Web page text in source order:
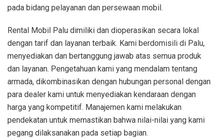
pada bidang pelayanan dan persewaan mobil.
Rental Mobil Palu dimiliki dan dioperasikan secara lokal
dengan tarif dan layanan terbaik. Kami berdomisili di Palu,
menyediakan dan bertanggung jawab atas semua produk
dan layanan. Pengetahuan kami yang mendalam tentang
armada, dikombinasikan dengan hubungan personal dengan
para dealer kami untuk menyediakan kendaraan dengan
harga yang kompetitif. Manajemen kami melakukan
pendekatan untuk memastikan bahwa nilai-nilai yang kami
pegang dilaksanakan pada setiap bagian.